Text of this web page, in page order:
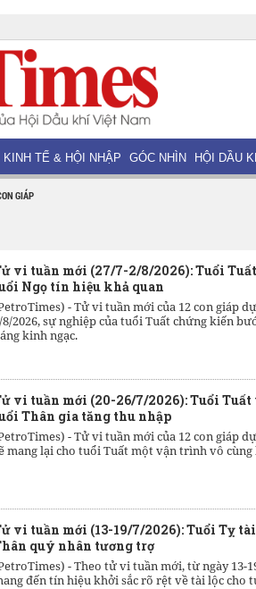
KINH TẾ & HỘI NHẬP GÓC NHÌN HỘI DẦU
GIÁP
vi tuần mới (27/7-2/8/2026): Tuổi
Ngọ tín hiệu khả quan
-Tử vi tuần mới của 12 con giáp
8/2026, sự nghiệp của tuổi Tuất chứng kiến
kinh ngạc.
vi tuần mới (20-26/7/2026): Tuổi
Thân gia tăng thu nhập
-Tử vi tuần mới của 12 con giáp
mang lại cho tuổi Tuất một vận trình vô cùng
vi tuần mới (13-19/7/2026): Tuổi Tỵ
quý nhân tương trợ
-Theo tử vi tuần mới, từ ngày 13-
đến tín hiệu khởi sắc rõ rệt về tài lộc cho